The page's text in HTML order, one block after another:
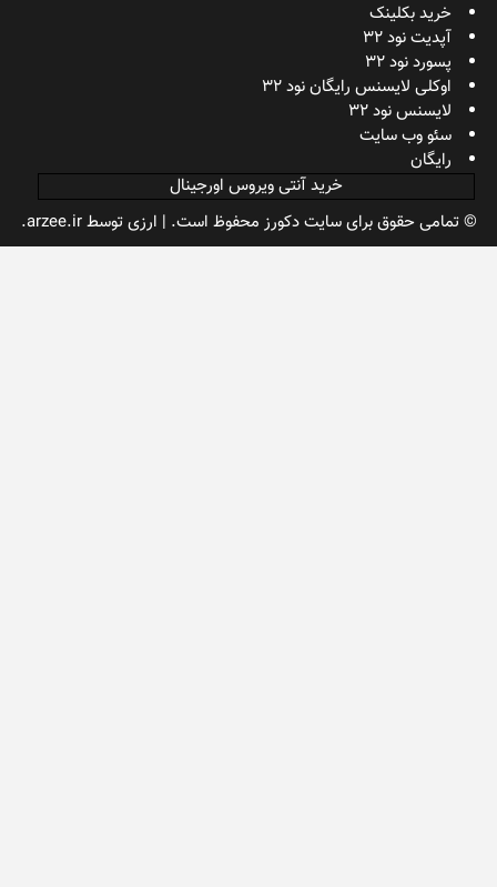
خرید بکلینک
آپدیت نود 32
پسورد نود 32
اوکلی لایسنس رایگان نود 32
لایسنس نود 32
سئو وب سایت
رایگان
خرید آنتی ویروس اورجینال
© تمامی حقوق برای سایت دکورز محفوظ است. | ارزیتوسط arzee.ir.